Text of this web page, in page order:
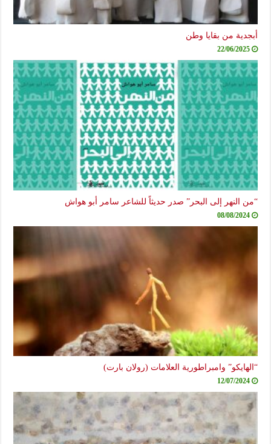
أبجدية من بقايا وطن
22/06/2025
“من النهر إلى البحر” صدر حديثاً للشاعر سامر أبو هواش
08/08/2024
“الهايكو” وامبراطورية العلامات (رولان بارت)
12/07/2024